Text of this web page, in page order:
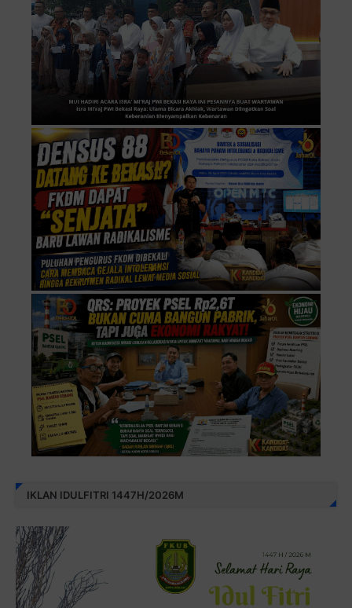
IKLAN IDULFITRI 1447H/2026M